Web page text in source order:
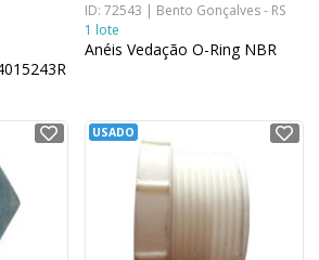
ID: 72543 | Bento Gonçalves - RS
1 lote
Anéis Vedação O-Ring NBR
USADO